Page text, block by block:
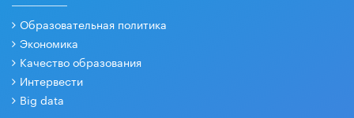
Образовательная политика
Экономика
Качество образования
Интервести
Big data